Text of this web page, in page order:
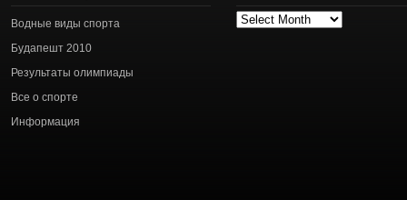
Водные виды спорта
Будапешт 2010
Результаты олимпиады
Все о спорте
Информация
Архив